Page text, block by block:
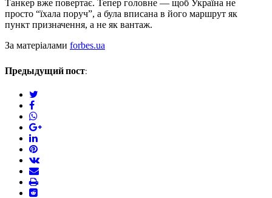
Танкер вже повертає. Тепер головне — щоб Україна не
просто “їхала поруч”, а була вписана в його маршрут як
пункт призначення, а не як вантаж.
За матеріалами forbes.ua
Предыдущий пост:
facebook
google+
linkedin
pinterest
vkontakte
email
print
reddit
reddit